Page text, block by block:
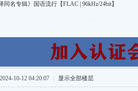
同名专辑》国语流行【FLAC | 96kHz/24bit】
10-12 04:20:07 显示全部楼层